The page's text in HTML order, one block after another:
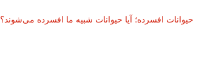
حیوانات افسرده؛ آیا حیوانات شبیه ما افسرده می‌شوند؟